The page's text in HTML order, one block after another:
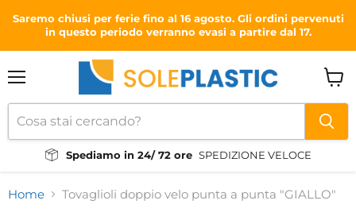
Saremo chiusi per ferie fino al 16 agosto. Gli ordini pervenuti
in questo periodo verranno evasi a partire dal 17.
Spediamo in 24/ 72 ore SPEDIZIONE VELOCE
il
Home Tovaglioli doppio velo punta a punta "GIALLO"